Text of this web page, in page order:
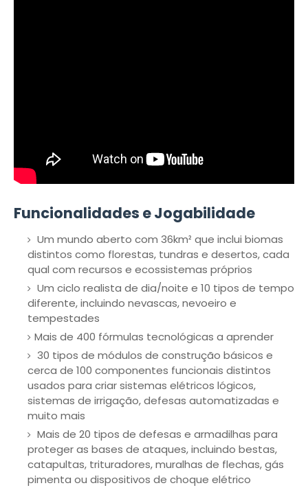
Funcionalidades e Jogabilidade
Um mundo aberto com 36km² que inclui biomas
distintos como florestas, tundras e desertos, cada
qual com recursos e ecossistemas próprios
Um ciclo realista de dia/noite e 10 tipos de tempo
diferente, incluindo nevascas, nevoeiro e
tempestades
Mais de 400 fórmulas tecnológicas a aprender
30 tipos de módulos de construção básicos e
cerca de 100 componentes funcionais distintos
usados para criar sistemas elétricos lógicos,
sistemas de irrigação, defesas automatizadas e
muito mais
Mais de 20 tipos de defesas e armadilhas para
proteger as bases de ataques, incluindo bestas,
catapultas, trituradores, muralhas de flechas, gás
pimenta ou dispositivos de choque elétrico